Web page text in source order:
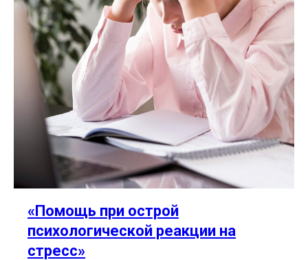
«Помощь при острой
психологической реакции на
стресс»